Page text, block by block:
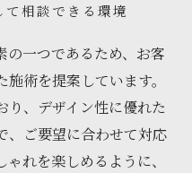
相談できる環境
の一つであるため、お客
術を提案しています。
り、デザイン性に優れた
、ご要望に合わせて対応
れを楽しめるように、